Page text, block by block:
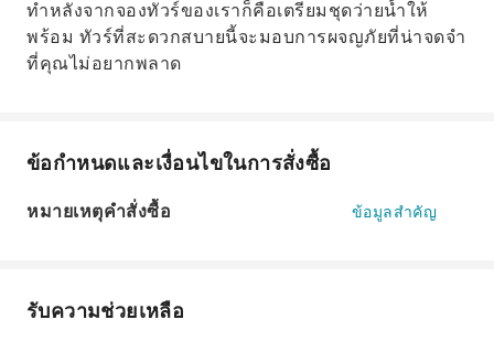
ทำหลังจากจองทัวร์ของเราก็คือเตรียมชุดว่ายน้ำให้
พร้อม ทัวร์ที่สะดวกสบายนี้จะมอบการผจญภัยที่น่าจดจำ
ที่คุณไม่อยากพลาด
ข้อกำหนดและเงื่อนไขในการสั่งซื้อ
หมายเหตุคำสั่งซื้อ ข้อมูลสำคัญ
รับความช่วยเหลือ